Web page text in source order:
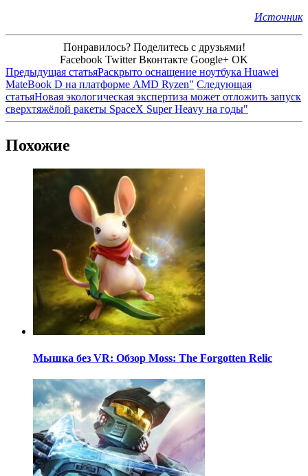
Источник
Понравилось? Поделитесь с друзьями!
Facebook Twitter Вконтакте Google+ OK
Предыдущая статьяРаскрыто оснащение ноутбука Huawei
MateBook D на платформе AMD Ryzen" Следующая
статьяНовая экологическая экспертиза может отложить запуск
сверхтяжёлой ракеты SpaceX Super Heavy на годы"
Похожие
Мышка без VR: Обзор Moss: The Forgotten Relic